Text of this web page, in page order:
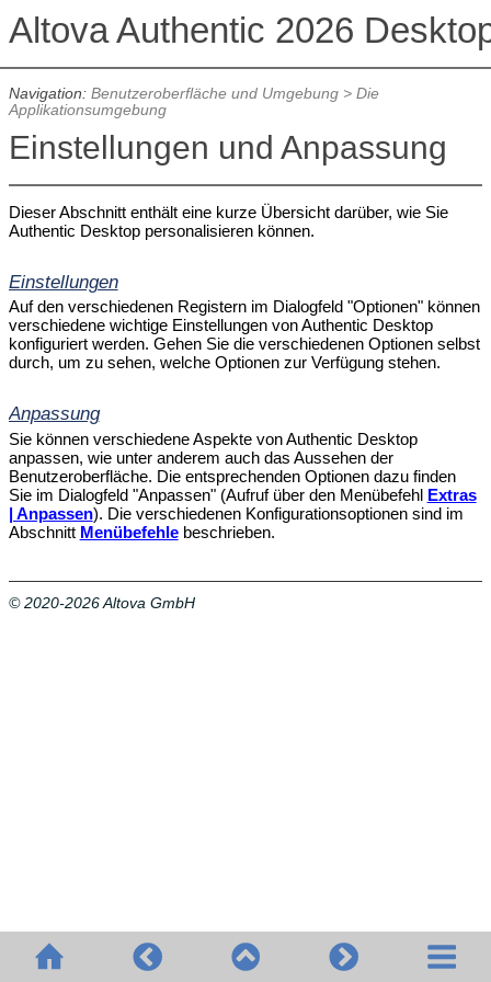
Altova Authentic 2026
Navigation: Benutzeroberfläche und Umgebung> Die
Applikationsumgebung
Einstellungen und Anpassung
Dieser Abschnitt enthält eine kurze Übersicht darüber, wie Sie
Authentic Desktop personalisieren können.
Einstellungen
Auf den verschiedenen Registern im Dialogfeld "Optionen" können
verschiedene wichtige Einstellungen von Authentic Desktop
konfiguriert werden. Gehen Sie die verschiedenen Optionen selbst
durch, um zu sehen, welche Optionen zur Verfügung stehen.
Anpassung
Sie können verschiedene Aspekte von Authentic Desktop
anpassen, wie unter anderem auch das Aussehen der
Benutzeroberfläche. Die entsprechenden Optionen dazu finden
Sie im Dialogfeld "Anpassen" (Aufruf über den Menübefehl Extras
| Anpassen). Die verschiedenen Konfigurationsoptionen sind im
Abschnitt Menübefehlebeschrieben.
© 2020-2026 Altova GmbH